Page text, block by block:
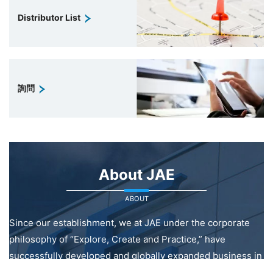
Distributor List
詢問
About JAE
ABOUT
Since our establishment, we at JAE under the corporate
philosophy of “Explore, Create and Practice,” have
successfully developed and globally expanded business in